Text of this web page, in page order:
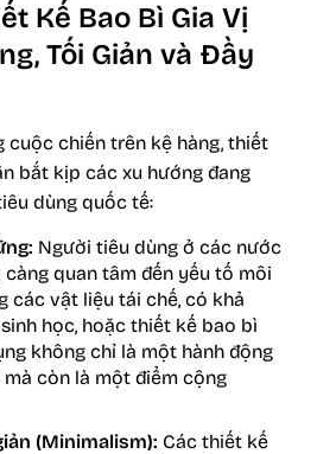
Kế Bao Bì Gia Vị
Tối Giản và Đầy
chiến trên kệ hàng, thiết
bắt kịp các xu hướng đang
dùng quốc tế:
Người tiêu dùng ở các nước
quan tâm đến yếu tố môi
các vật liệu tái chế, có khả
học, hoặc thiết kế bao bì
không chỉ là một hành động
còn là một điểm cộng
(Minimalism): Các thiết kế